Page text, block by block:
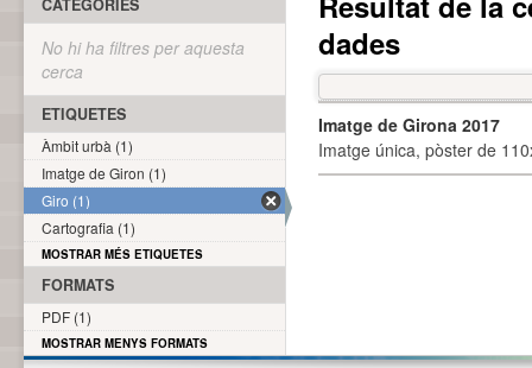
dades
Imatge de Girona 2017
Imatge única, pòster de
CATEGORIES
No hi ha filtres per aquesta
cerca
ETIQUETES
Àmbit urbà (1)
Imatge de Giron (1)
Giro (1)
Cartografia (1)
MOSTRAR MÉS ETIQUETES
FORMATS
PDF (1)
MOSTRAR MENYS FORMATS